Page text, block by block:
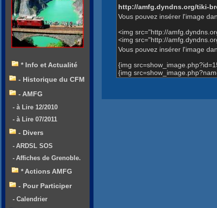
http://amfg.dyndns.org/tiki-
Vous pouvez insérer l'image
<img src="http://
<img src="http://
Vous pouvez insérer l'image
{img
{img
* Info et Actualité
- Historique du CFM
- AMFG
- à Lire 12/2010
- à Lire 07/2011
- Divers
- ARDSL SOS
- Affiches de Grenoble.
* Actions AMFG
- Pour Participer
- Calendrier